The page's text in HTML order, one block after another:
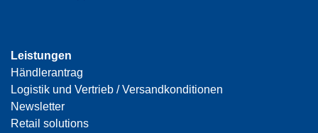
Leistungen
Händlerantrag
Logistik und Vertrieb / Versandkonditionen
Newsletter
Retail solutions